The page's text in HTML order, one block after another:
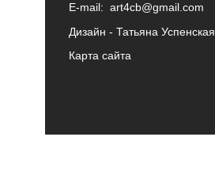
E-mail: art4cb@gmail.com
Дизайн - Татьяна Успенская
Карта сайта